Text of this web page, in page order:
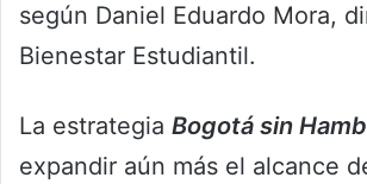
según Daniel Eduardo Mora,
Bienestar Estudiantil.
La estrategia Bogotá sin
expandir aún más el alcance